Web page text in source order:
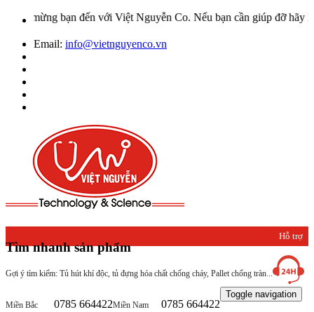
mừng bạn đến với Việt Nguyễn Co. Nếu bạn cần giúp đỡ hãy liên
Email: info@vietnguyenco.vn
Tìm nhanh sản phẩm
Gợi ý tìm kiếm: Tủ hút khí độc, tủ đựng hóa chất chống cháy, Pallet chống tràn...
Hỗ trợ
khách
hàng
Miền Bắc 0785 664422Miền Nam 0785 664422
Toggle navigation